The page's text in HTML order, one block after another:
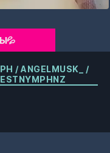
/ ANGELMUSK_ /